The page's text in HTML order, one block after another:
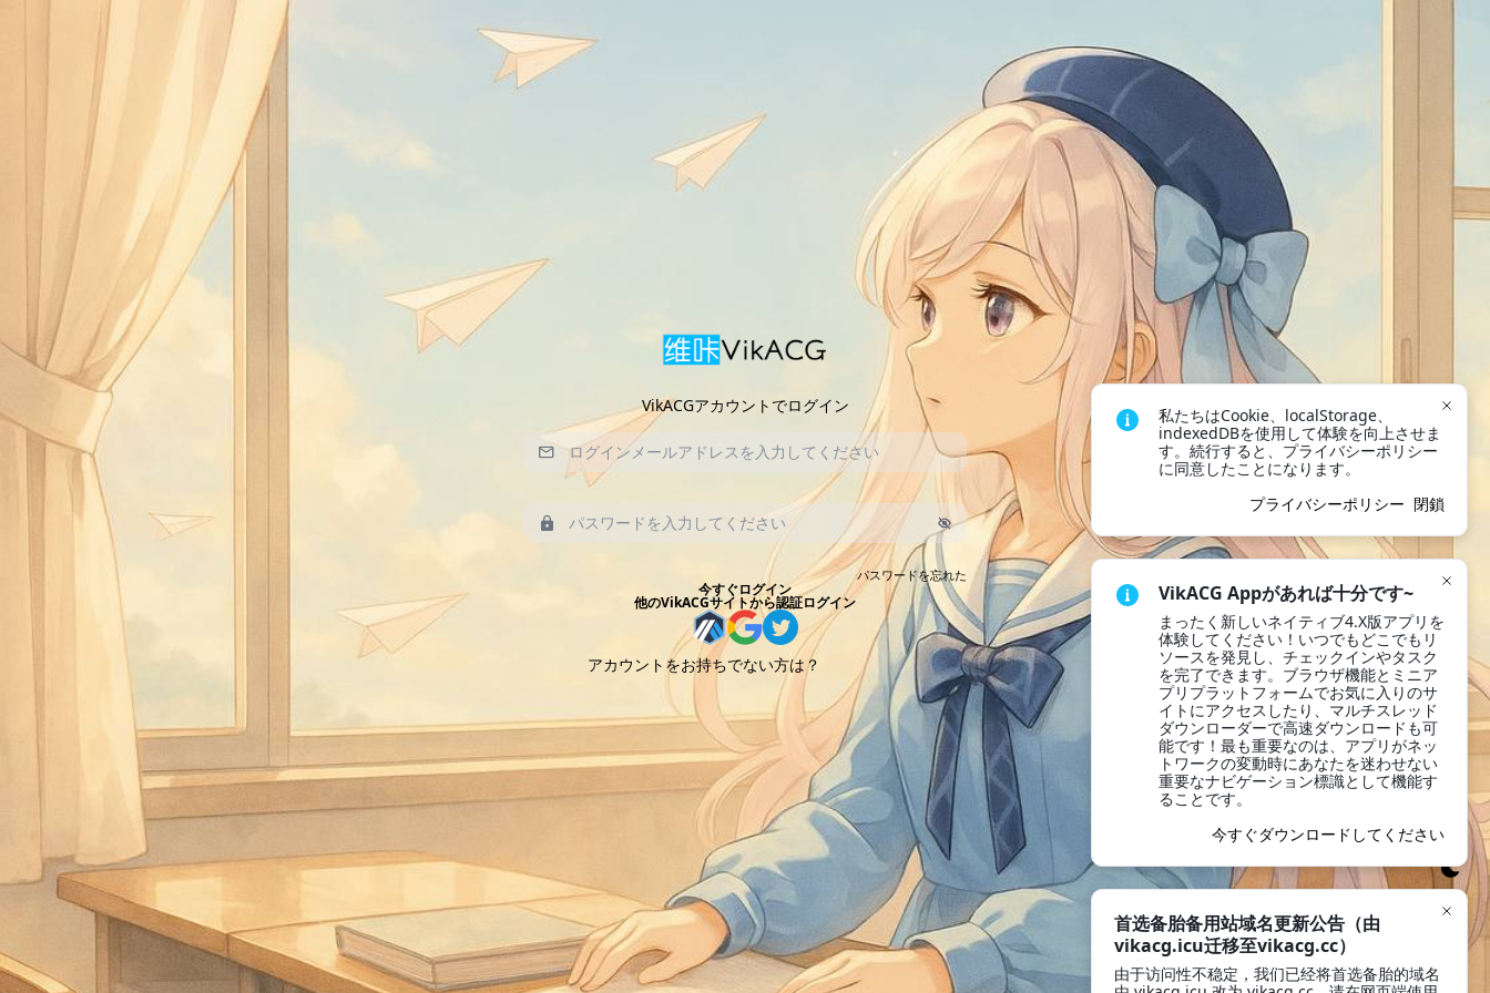
VikACGアカウントでログイン
パスワードを忘れた
今すぐログイン
他のVikACGサイトから認証ログイン
アカウントをお持ちでない方は？ 今すぐ登録
私たちはCookie、localStorage、
indexedDBを使用して体験を向上させま
す。続行すると、プライバシーポリシー
に同意したことになります。
プライバシーポリシー 閉鎖
VikACG Appがあれば十分です~
まったく新しいネイティブ4.X版アプリを
体験してください！いつでもどこでもリ
ソースを発見し、チェックインやタスク
を完了できます。ブラウザ機能とミニア
プリプラットフォームでお気に入りのサ
イトにアクセスしたり、マルチスレッド
ダウンローダーで高速ダウンロードも可
能です！最も重要なのは、アプリがネッ
トワークの変動時にあなたを迷わせない
重要なナビゲーション標識として機能す
ることです。
今すぐダウンロードしてください
首选备胎备用站域名更新公告（由
vikacg.icu迁移至vikacg.cc）
由于访问性不稳定，我们已经将首选备胎的域名